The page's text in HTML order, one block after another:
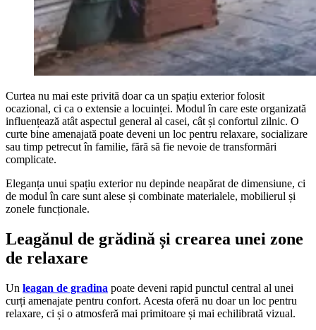
Curtea nu mai este privită doar ca un spațiu exterior folosit
ocazional, ci ca o extensie a locuinței. Modul în care este organizată
influențează atât aspectul general al casei, cât și confortul zilnic. O
curte bine amenajată poate deveni un loc pentru relaxare, socializare
sau timp petrecut în familie, fără să fie nevoie de transformări
complicate.
Eleganța unui spațiu exterior nu depinde neapărat de dimensiune, ci
de modul în care sunt alese și combinate materialele, mobilierul și
zonele funcționale.
Leagănul de grădină și crearea unei zone
de relaxare
Un leagan de gradina poate deveni rapid punctul central al unei
curți amenajate pentru confort. Acesta oferă nu doar un loc pentru
relaxare, ci și o atmosferă mai primitoare și mai echilibrată vizual.